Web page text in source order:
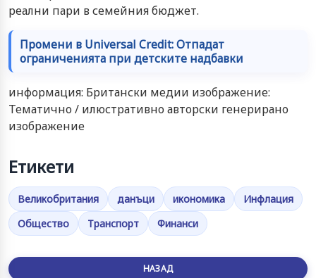
реални пари в семейния бюджет.
Промени в Universal Credit: Отпадат
ограниченията при детските надбавки
информация: Британски медии изображение:
Тематично / илюстративно авторски генерирано
изображение
Етикети
Великобритания данъци икономика
Инфлация
Общество
Транспорт Финанси
НАЗАД